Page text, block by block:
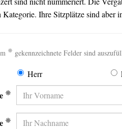
Ihre Sitzplätze sind aber
(erforderlich)
gekennzeichnete Felder sind
Herr
(Erforderlich)
(Erforderlich)